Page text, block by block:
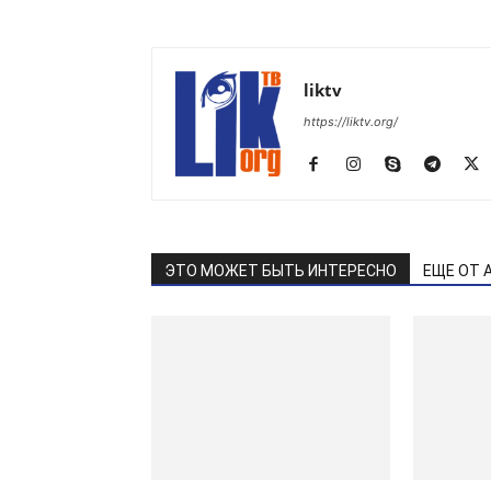
liktv
https://liktv.org/
ЭТО МОЖЕТ БЫТЬ ИНТЕРЕСНО ЕЩЕ ОТ